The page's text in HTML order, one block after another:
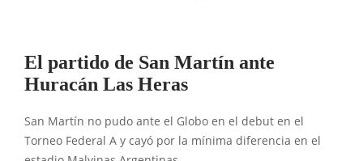
El partido de San Martín ante
Huracán Las Heras
San Martín no pudo ante el Globo en el debut en el
Torneo Federal A y cayó por la mínima diferencia en el